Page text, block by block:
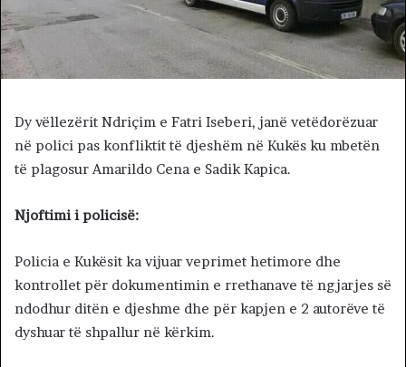
Dy vëllezërit Ndriçim e Fatri Iseberi, janë vetëdorëzuar
në polici pas konfliktit të djeshëm në Kukës ku mbetën
të plagosur Amarildo Cena e Sadik Kapica.
Njoftimi i policisë:
Policia e Kukësit ka vijuar veprimet hetimore dhe
kontrollet për dokumentimin e rrethanave të ngjarjes së
ndodhur ditën e djeshme dhe për kapjen e 2 autorëve të
dyshuar të shpallur në kërkim.